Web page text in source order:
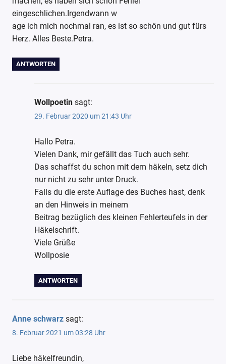
eingeschlichen.Irgendwann w
age ich mich nochmal ran, es ist so schön und gut fürs
Herz. Alles Beste.Petra.
ANTWORTEN
Wollpoetin sagt:
29. Februar 2020 um 21:43 Uhr
Hallo Petra.
Vielen Dank, mir gefällt das Tuch auch sehr.
Das schaffst du schon mit dem häkeln, setz dich
nur nicht zu sehr unter Druck.
Falls du die erste Auflage des Buches hast, denk
an den Hinweis in meinem
Beitrag bezüglich des kleinen Fehlerteufels in der
Häkelschrift.
Viele Grüße
Wollposie
ANTWORTEN
Anne schwarz sagt:
8. Februar 2021 um 03:28 Uhr
Liebe häkelfreundin,